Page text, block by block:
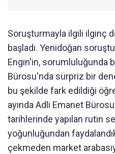
Soruşturmayla ilgili ilginç
başladı. Yenidoğan
Engin'in, sorumluluğunda
Bürosu'nda sürpriz bir
bu şekilde fark edildiği
ayında Adli Emanet
tarihlerinde yapılan rutin
yoğunluğundan
çekmeden market